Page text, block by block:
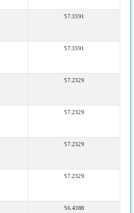
57.3391
57.3391
57.2329
57.2329
57.2329
57.2329
56.4388